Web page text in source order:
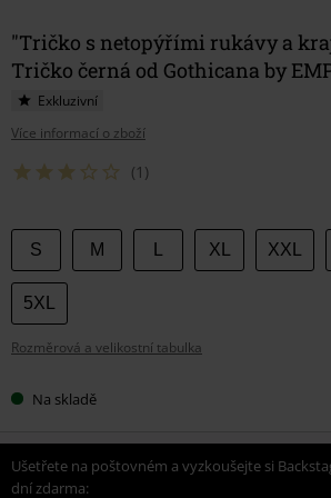
"Tričko s netopýřími rukávy a
Tričko černá od Gothicana by
Exkluzivní
Více informací o zboží
(1)
Vyberte
si
velikost
S M XL XXL
5XL
Rozměrová a velikostní tabulka
Na skladě
Ušetřete na poštovném a vyzkoušejte si
dní zdarma: